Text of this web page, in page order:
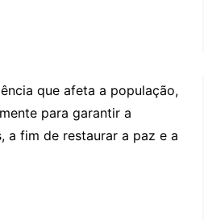
que afeta a população,
para garantir a
a fim de restaurar a paz e a